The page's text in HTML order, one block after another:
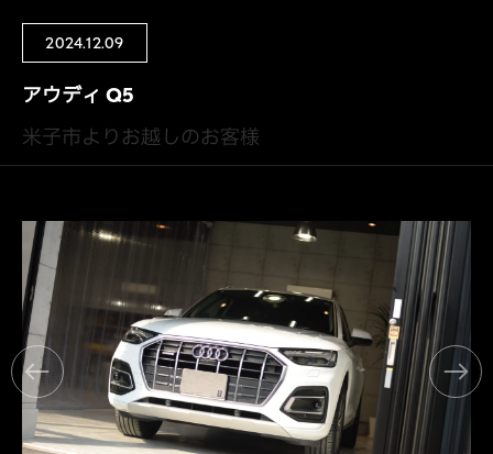
2024.12.09
アウディ Q5
米子市よりお越しのお客様